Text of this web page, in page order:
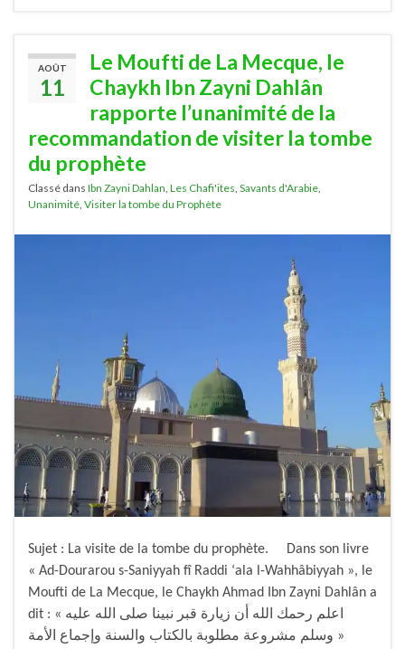
AOÛT
11
Le Moufti de La Mecque, le
Chaykh Ibn Zayni Dahlân
rapporte l’unanimité de la
recommandation de visiter la tombe
du prophète
Classé dans Ibn Zayni Dahlan Les Chafi'ites Savants d'Arabie
Unanimité Visiter la tombe du Prophète
Sujet : La visite de la tombe du prophète. Dans son livre
« Ad-Dourarou s-Saniyyah fî Raddi ‘ala l-Wahhâbiyyah », le
Moufti de La Mecque, le Chaykh Ahmad Ibn Zayni Dahlân a
dit : « اعلم رحمك الله أن زيارة قبر نبينا صلى الله عليه
وسلم مشروعة مطلوبة بالكتاب والسنة وإجماع الأمة »